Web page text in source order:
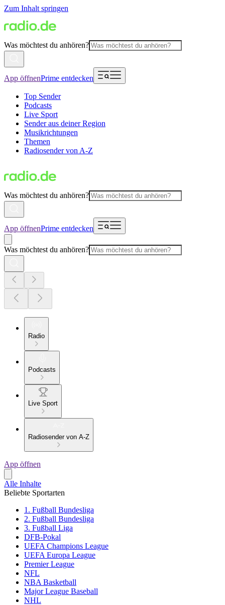
Zum Inhalt springen
Was möchtest du anhören?
App öffnenPrime entdecken
Top Sender
Podcasts
Live Sport
Sender aus deiner Region
Musikrichtungen
Themen
Radiosender von A-Z
Was möchtest du anhören?
App öffnenPrime entdecken
Was möchtest du anhören?
Radio
Podcasts
Live Sport
Radiosender von A-Z
App öffnen
Alle Inhalte
Beliebte Sportarten
1. Fußball Bundesliga
2. Fußball Bundesliga
3. Fußball Liga
DFB-Pokal
UEFA Champions League
UEFA Europa League
Premier League
NFL
NBA Basketball
Major League Baseball
NHL